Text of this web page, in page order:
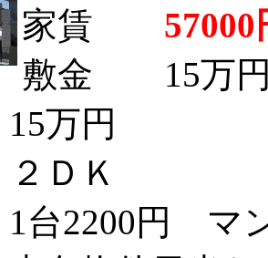
家賃
敷金 15万
万円
ＤＫ
2200円 マ